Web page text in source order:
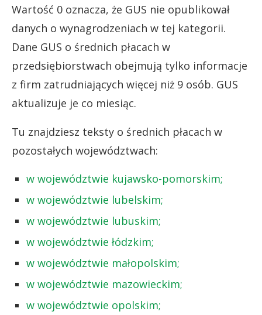
Wartość 0 oznacza, że GUS nie opublikował
danych o wynagrodzeniach w tej kategorii.
Dane GUS o średnich płacach w
przedsiębiorstwach obejmują tylko informacje
z firm zatrudniających więcej niż 9 osób. GUS
aktualizuje je co miesiąc.
Tu znajdziesz teksty o średnich płacach w
pozostałych województwach:
w województwie kujawsko-pomorskim;
w województwie lubelskim;
w województwie lubuskim;
w województwie łódzkim;
w województwie małopolskim;
w województwie mazowieckim;
w województwie opolskim;